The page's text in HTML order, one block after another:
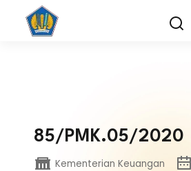
85/PMK.05/2020
Kementerian Keuangan